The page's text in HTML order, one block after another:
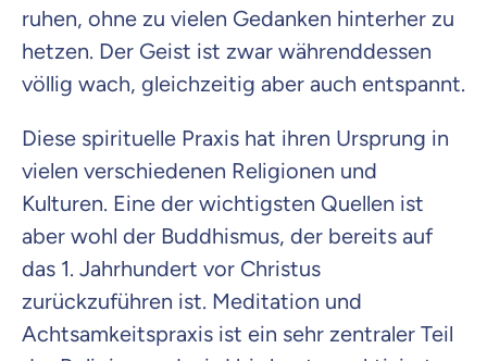
ruhen, ohne zu vielen Gedanken hinterher zu
hetzen. Der Geist ist zwar währenddessen
völlig wach, gleichzeitig aber auch entspannt.
Diese spirituelle Praxis hat ihren Ursprung in
vielen verschiedenen Religionen und
Kulturen. Eine der wichtigsten Quellen ist
aber wohl der Buddhismus, der bereits auf
das 1. Jahrhundert vor Christus
zurückzuführen ist. Meditation und
Achtsamkeitspraxis ist ein sehr zentraler Teil